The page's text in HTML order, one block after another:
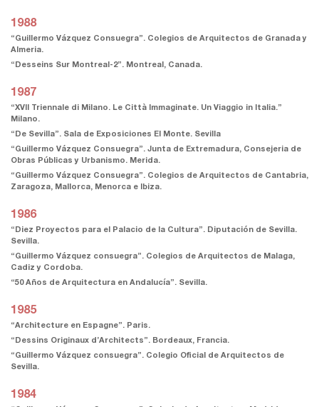
1988
“Guillermo Vázquez Consuegra”. Colegios de Arquitectos de Granada y
Almeria.
“Desseins Sur Montreal-2”. Montreal, Canada.
1987
“XVII Triennale di Milano. Le Città Immaginate. Un Viaggio in Italia.”
Milano.
“De Sevilla”. Sala de Exposiciones El Monte. Sevilla
“Guillermo Vázquez Consuegra”. Junta de Extremadura, Consejeria de
Obras Públicas y Urbanismo. Merida.
“Guillermo Vázquez Consuegra”. Colegios de Arquitectos de Cantabria,
Zaragoza, Mallorca, Menorca e Ibiza.
1986
“Diez Proyectos para el Palacio de la Cultura”. Diputación de Sevilla.
Sevilla.
“Guillermo Vázquez consuegra”. Colegios de Arquitectos de Malaga,
Cadiz y Cordoba.
“50 Años de Arquitectura en Andalucía”. Sevilla.
1985
“Architecture en Espagne”. Paris.
“Dessins Originaux d’Architects”. Bordeaux, Francia.
“Guillermo Vázquez consuegra”. Colegio Oficial de Arquitectos de
Sevilla.
1984